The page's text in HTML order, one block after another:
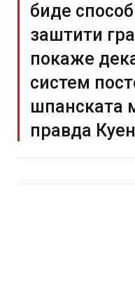
биде
заштити
покаже
систем
шпанската
правда